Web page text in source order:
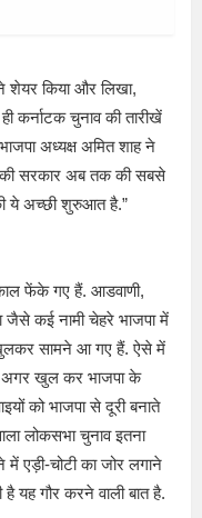
ने शेयर किया और लिखा,
कर्नाटक चुनाव की तारीखें
अध्यक्ष अमित शाह ने
की सरकार अब तक की सबसे
ये अच्छी शुरुआत है.”
फेंके गए हैं. आडवाणी,
जैसे कई नामी चेहरे भाजपा में
खुलकर सामने आ गए हैं. ऐसे में
अगर खुल कर भाजपा के
को भाजपा से दूरी बनाते
लोकसभा चुनाव इतना
में एड़ी-चोटी का जोर लगाने
यह गौर करने वाली बात है.